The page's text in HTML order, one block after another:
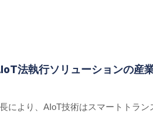
法執行ソリューションの産
により、AIoT技術はスマートトラ